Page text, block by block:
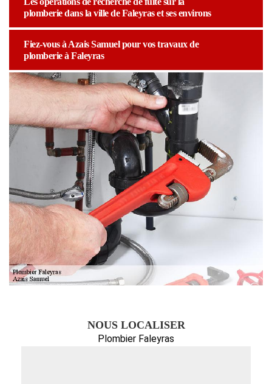
plomberie dans la ville de Faleyras et ses environs
Fiez-vous à Azais Samuel pour vos travaux de
plomberie à Faleyras
NOUS LOCALISER
Plombier Faleyras